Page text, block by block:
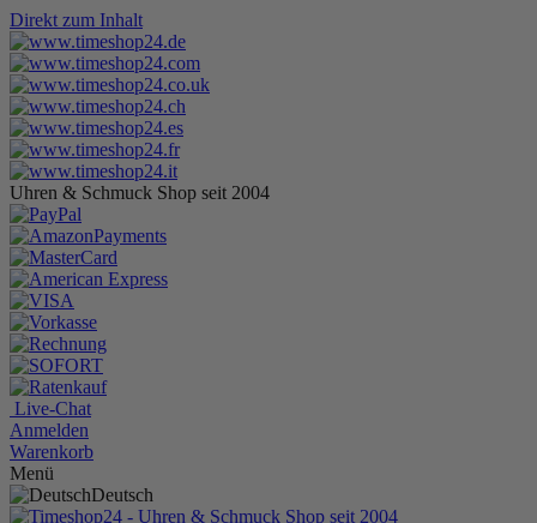
Direkt zum Inhalt
Uhren & Schmuck Shop seit 2004
Live-Chat
Anmelden
Warenkorb
Menü
Deutsch